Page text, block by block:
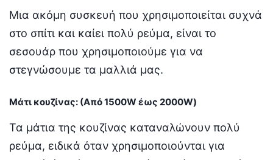
Μια ακόμη συσκευή που χρησιμοποιείται συχνά
στο σπίτι και καίει πολύ ρεύμα, είναι το
σεσουάρ που χρησιμοποιούμε για να
στεγνώσουμε τα μαλλιά μας.
Μάτι κουζίνας: (Από 1500W έως 2000W)
Τα μάτια της κουζίνας καταναλώνουν πολύ
ρεύμα, ειδικά όταν χρησιμοποιούνται για